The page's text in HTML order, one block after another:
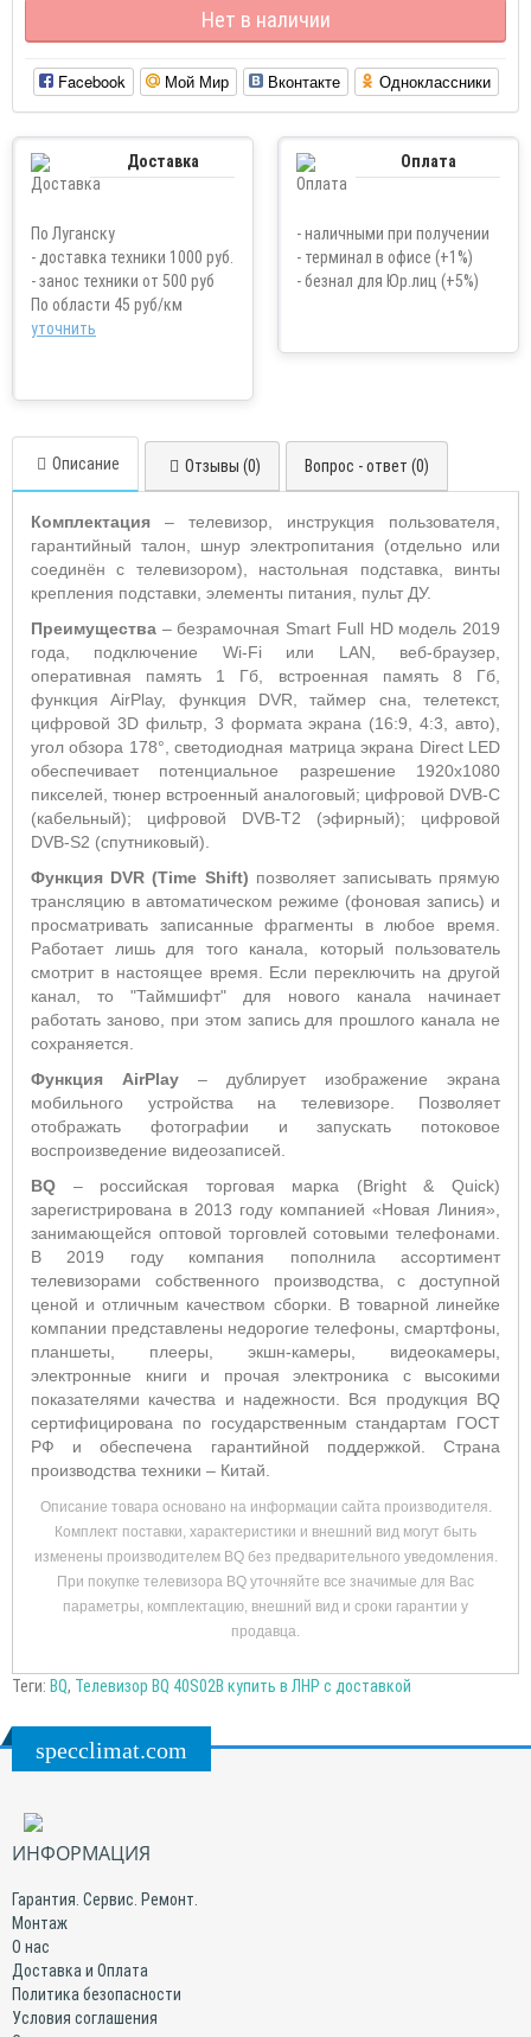
Нет в наличии
Facebook Мой Мир Вконтакте Одноклассники
Доставка
По Луганску
- доставка техники 1000 руб.
- занос техники от 500 руб
По области 45 руб/км
уточнить
Оплата
- наличными при получении
- терминал в офисе (+1%)
- безнал для Юр.лиц (+5%)
Описание Отзывы (0) Вопрос - ответ (0)
Комплектация – телевизор, инструкция пользователя,
гарантийный талон, шнур электропитания (отдельно или
соединён с телевизором), настольная подставка, винты
крепления подставки, элементы питания, пульт ДУ.
Преимущества – безрамочная Smart Full HD модель 2019
года, подключение Wi-Fi или LAN, веб-браузер,
оперативная память 1 Гб, встроенная память 8 Гб,
функция AirPlay, функция DVR, таймер сна, телетекст,
цифровой 3D фильтр, 3 формата экрана (16:9, 4:3, авто),
угол обзора 178°, светодиодная матрица экрана Direct LED
обеспечивает потенциальное разрешение 1920x1080
пикселей, тюнер встроенный аналоговый; цифровой DVB-C
(кабельный); цифровой DVB-T2 (эфирный); цифровой
DVB-S2 (спутниковый).
Функция DVR (Time Shift) позволяет записывать прямую
трансляцию в автоматическом режиме (фоновая запись) и
просматривать записанные фрагменты в любое время.
Работает лишь для того канала, который пользователь
смотрит в настоящее время. Если переключить на другой
канал, то "Таймшифт" для нового канала начинает
работать заново, при этом запись для прошлого канала не
сохраняется.
Функция AirPlay – дублирует изображение экрана
мобильного устройства на телевизоре. Позволяет
отображать фотографии и запускать потоковое
воспроизведение видеозаписей.
BQ – российская торговая марка (Bright & Quick)
зарегистрирована в 2013 году компанией «Новая Линия»,
занимающейся оптовой торговлей сотовыми телефонами.
В 2019 году компания пополнила ассортимент
телевизорами собственного производства, с доступной
ценой и отличным качеством сборки. В товарной линейке
компании представлены недорогие телефоны, смартфоны,
планшеты, плееры, экшн-камеры, видеокамеры,
электронные книги и прочая электроника с высокими
показателями качества и надежности. Вся продукция BQ
сертифицирована по государственным стандартам ГОСТ
РФ и обеспечена гарантийной поддержкой. Страна
производства техники – Китай.
Описание товара основано на информации сайта производителя.
Комплект поставки, характеристики и внешний вид могут быть
изменены производителем BQ без предварительного уведомления.
При покупке телевизора BQ уточняйте все значимые для Вас
параметры, комплектацию, внешний вид и сроки гарантии у
продавца.
Теги: BQ, Телевизор BQ 40S02B купить в ЛНР с доставкой
specclimat.com
ИНФОРМАЦИЯ
Гарантия. Сервис. Ремонт.
Монтаж
О нас
Доставка и Оплата
Политика безопасности
Условия соглашения